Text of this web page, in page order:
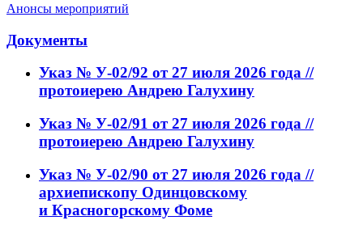
Анонсы мероприятий
Документы
Указ № У-02/92 от 27 июля 2026 года //
протоиерею Андрею Галухину
Указ № У-02/91 от 27 июля 2026 года //
протоиерею Андрею Галухину
Указ № У-02/90 от 27 июля 2026 года //
архиепископу Одинцовскому
и Красногорскому Фоме